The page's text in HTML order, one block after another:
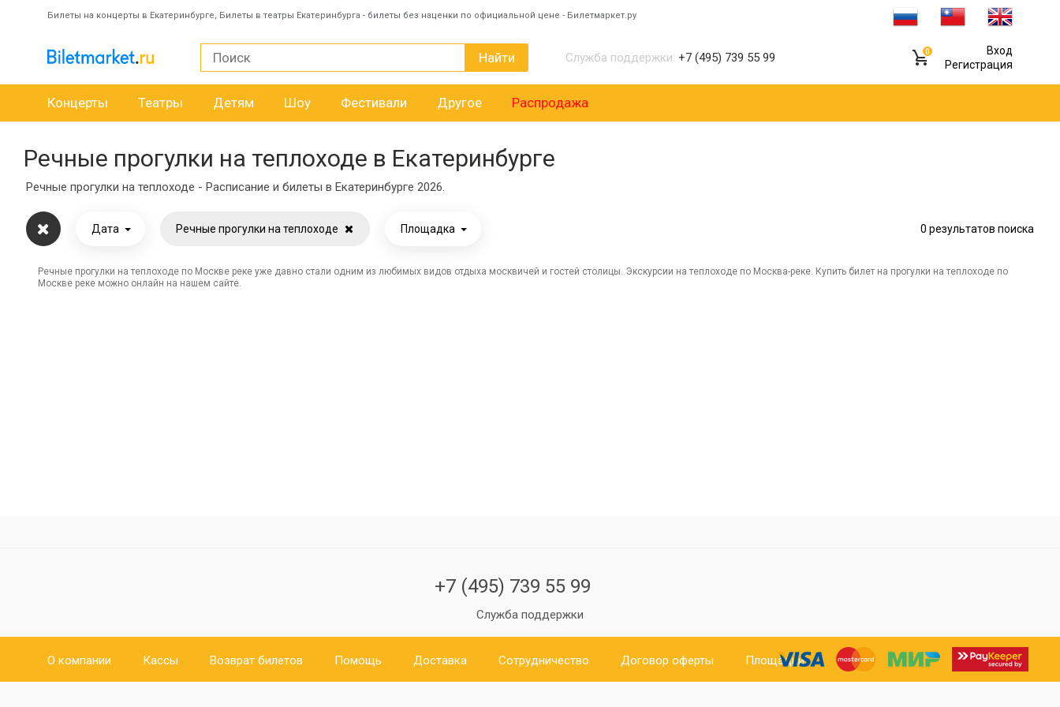
Билеты на концерты в Екатеринбурге, Билеты в театры Екатеринбурга - билеты без наценки по официальной цене - Билетмаркет.ру
Найти Служба поддержки: +7 (495) 739 55 99 0
Вход
Регистрация
Концерты Театры Детям Шоу Фестивали Другое Распродажа
Речные прогулки на теплоходе в Екатеринбурге
Речные прогулки на теплоходе - Расписание и билеты в Екатеринбурге 2026.
Дата Речные прогулки на теплоходе Площадка 0 результатов поиска
Речные прогулки на теплоходе по Москве реке уже давно стали одним из любимых видов отдыха москвичей и гостей столицы. Экскурсии на теплоходе по Москва-реке. Купить билет на прогулки на теплоходе по
Москве реке можно онлайн на нашем сайте.
+7 (495) 739 55 99
Служба поддержки
О компании Кассы Возврат билетов Помощь Доставка Сотрудничество Договор оферты Площадки